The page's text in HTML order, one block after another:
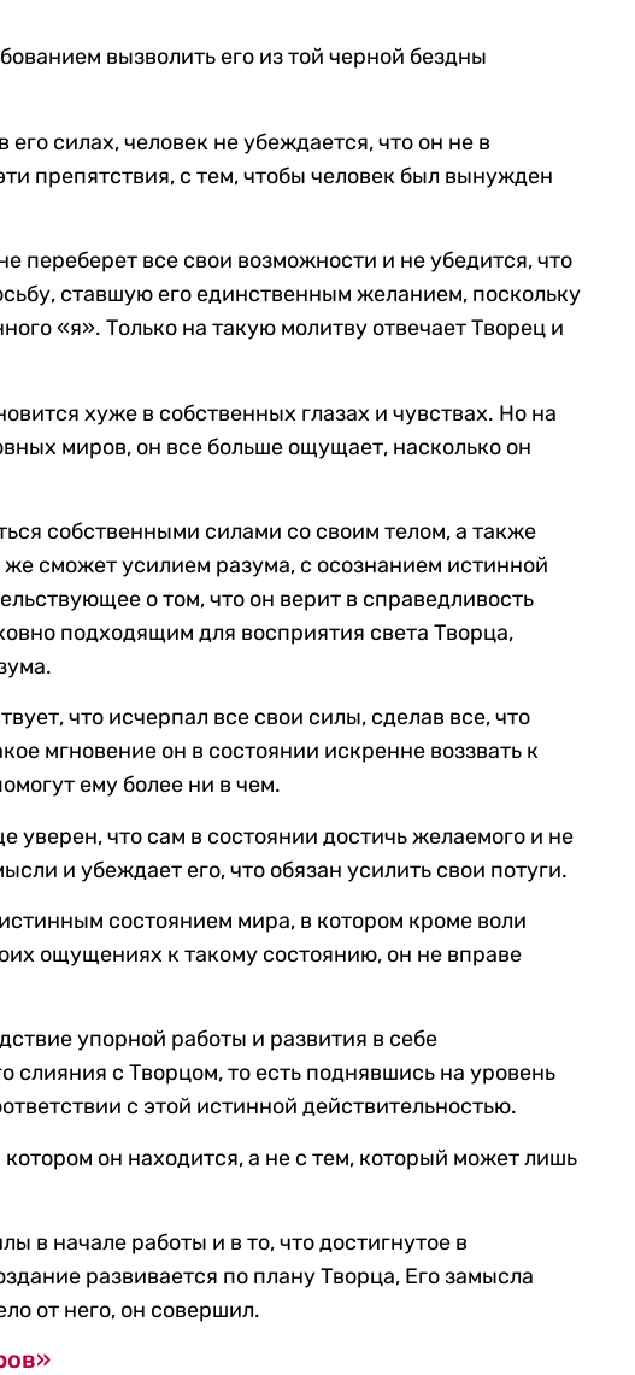
вызволить его из той черной бездны
силах, человек не убеждается, что он не в
препятствия, с тем, чтобы человек был вынужден
переберет все свои возможности и не убедится, что
ставшую его единственным желанием, поскольку
«я». Только на такую молитву отвечает Творец и
хуже в собственных глазах и чувствах. Но на
миров, он все больше ощущает, насколько он
собственными силами со своим телом, а также
сможет усилием разума, с осознанием истинной
о том, что он верит в справедливость
подходящим для восприятия света Творца,
что исчерпал все свои силы, сделав все, что
мгновение он в состоянии искренне воззвать к
ему более ни в чем.
уверен, что сам в состоянии достичь желаемого и не
и убеждает его, что обязан усилить свои потуги.
состоянием мира, в котором кроме воли
ощущениях к такому состоянию, он не вправе
упорной работы и развития в себе
с Творцом, то есть поднявшись на уровень
с этой истинной действительностью.
он находится, а не с тем, который может лишь
в начале работы и в то, что достигнутое в
развивается по плану Творца, Его замысла
от него, он совершил.